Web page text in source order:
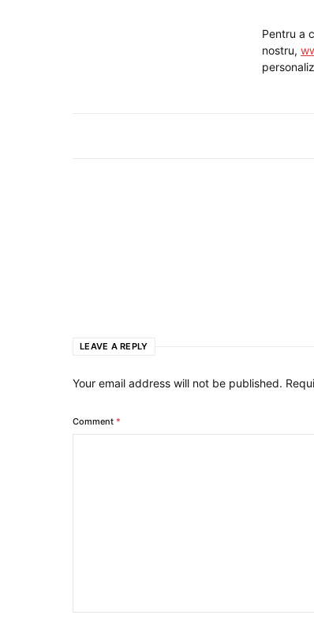
Pentru a
nostru,
LEAVE A REPLY
Your email address will not be published.
Comment *